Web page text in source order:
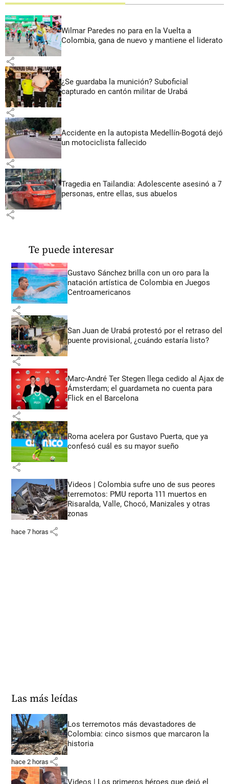
Wilmar Paredes no para en la Vuelta a
Colombia, gana de nuevo y mantiene el liderato
share
¿Se guardaba la munición? Suboficial
capturado en cantón militar de Urabá
share
Accidente en la autopista Medellín-Bogotá dejó
un motociclista fallecido
share
Tragedia en Tailandia: Adolescente asesinó a 7
personas, entre ellas, sus abuelos
share
Te puede interesar
Gustavo Sánchez brilla con un oro para la
natación artística de Colombia en Juegos
Centroamericanos
share
San Juan de Urabá protestó por el retraso del
puente provisional, ¿cuándo estaría listo?
share
Marc-André Ter Stegen llega cedido al Ajax de
Ámsterdam; el guardameta no cuenta para
Flick en el Barcelona
share
Roma acelera por Gustavo Puerta, que ya
confesó cuál es su mayor sueño
share
Videos | Colombia sufre uno de sus peores
terremotos: PMU reporta 111 muertos en
Risaralda, Valle, Chocó, Manizales y otras
zonas
hace 7 horas share
Las más leídas
Los terremotos más devastadores de
Colombia: cinco sismos que marcaron la
historia
hace 2 horas share
Videos | Los primeros héroes que dejó el